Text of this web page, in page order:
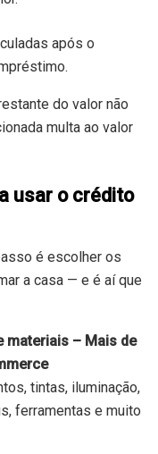
após o
do valor não
multa ao valor
usar o crédito
é escolher os
a casa — e é aí que
materiais – Mais de
tintas, iluminação,
ferramentas e muito